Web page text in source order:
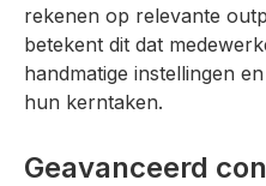
rekenen op relevante
betekent dit dat
handmatige instellingen
hun kerntaken.
Geavanceerd